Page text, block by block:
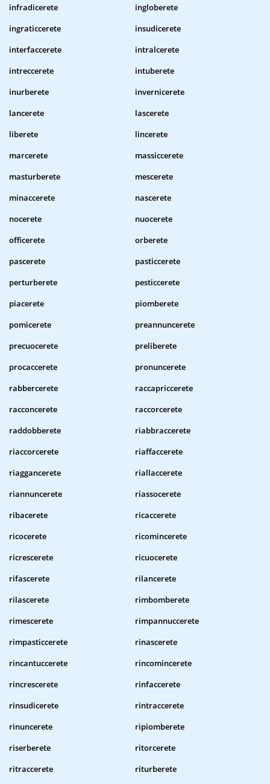
infradicerete
ingloberete
ingraticcerete
insudicerete
interfaccerete
intralcerete
intreccerete
intuberete
inurberete
invernicerete
lancerete
lascerete
liberete
lincerete
marcerete
massiccerete
masturberete
mescerete
minaccerete
nascerete
nocerete
nuocerete
officerete
orberete
pascerete
pasticcerete
perturberete
pesticcerete
piacerete
piomberete
pomicerete
preannuncerete
precuocerete
preliberete
procaccerete
pronuncerete
rabbercerete
raccapriccerete
racconcerete
raccorcerete
raddobberete
riabbraccerete
riaccorcerete
riaffaccerete
riaggancerete
riallaccerete
riannuncerete
riassocerete
ribacerete
ricaccerete
ricocerete
ricomincerete
ricrescerete
ricuocerete
rifascerete
rilancerete
rilascerete
rimbomberete
rimescerete
rimpannuccerete
rimpasticcerete
rinascerete
rincantuccerete
rincomincerete
rincrescerete
rinfaccerete
rinsudicerete
rintraccerete
rinuncerete
ripiomberete
riserberete
ritorcerete
ritraccerete
riturberete